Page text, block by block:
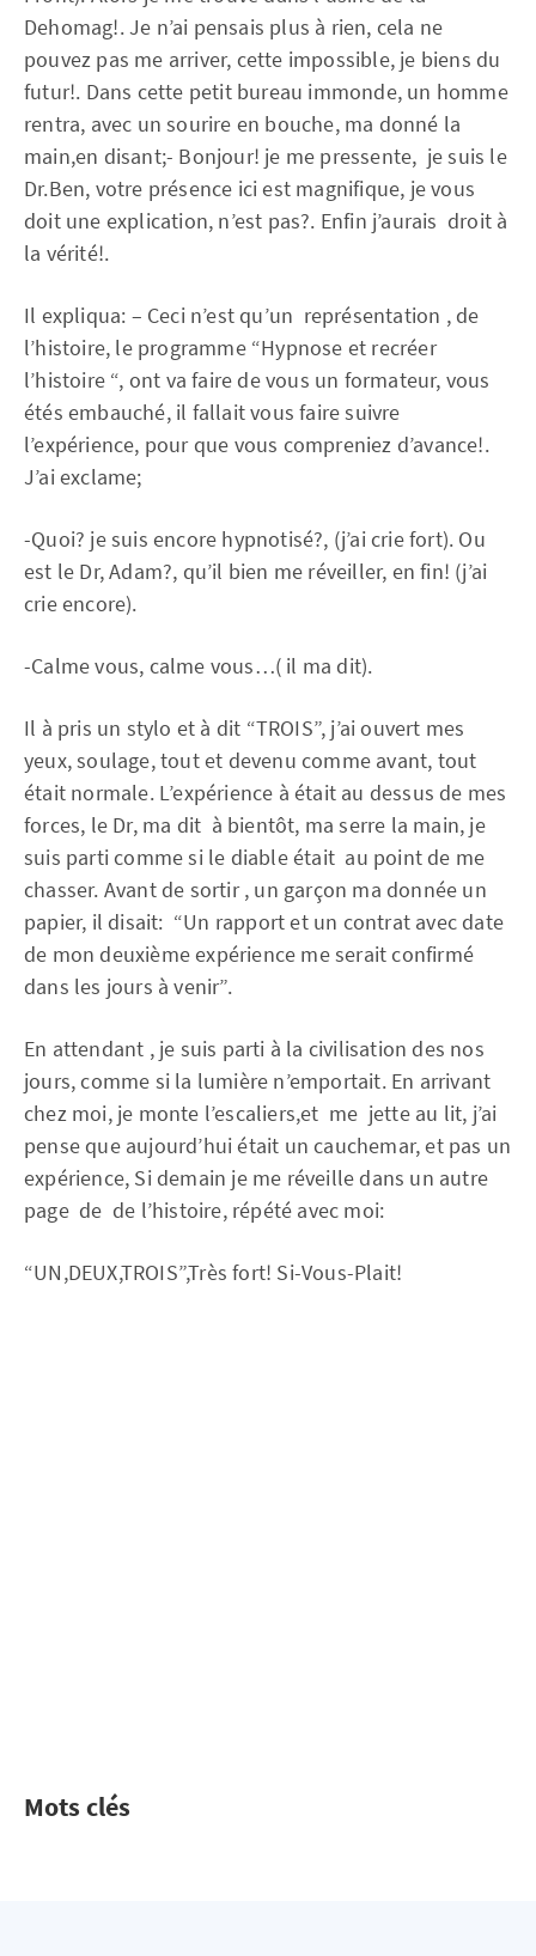
Dehomag!. Je n’ai pensais plus à rien, cela ne
pouvez pas me arriver, cette impossible, je biens du
futur!. Dans cette petit bureau immonde, un homme
rentra, avec un sourire en bouche, ma donné la
main,en disant;- Bonjour! je me pressente, je suis le
Dr.Ben, votre présence ici est magnifique, je vous
doit une explication, n’est pas?. Enfin j’aurais droit à
la vérité!.
Il expliqua: – Ceci n’est qu’un représentation , de
l’histoire, le programme “Hypnose et recréer
l’histoire “, ont va faire de vous un formateur, vous
étés embauché, il fallait vous faire suivre
l’expérience, pour que vous compreniez d’avance!.
J’ai exclame;
-Quoi? je suis encore hypnotisé?, (j’ai crie fort). Ou
est le Dr, Adam?, qu’il bien me réveiller, en fin! (j’ai
crie encore).
-Calme vous, calme vous…( il ma dit).
Il à pris un stylo et à dit “TROIS”, j’ai ouvert mes
yeux, soulage, tout et devenu comme avant, tout
était normale. L’expérience à était au dessus de mes
forces, le Dr, ma dit à bientôt, ma serre la main, je
suis parti comme si le diable était au point de me
chasser. Avant de sortir , un garçon ma donnée un
papier, il disait: “Un rapport et un contrat avec date
de mon deuxième expérience me serait confirmé
dans les jours à venir”.
En attendant , je suis parti à la civilisation des nos
jours, comme si la lumière n’emportait. En arrivant
chez moi, je monte l’escaliers,et me jette au lit, j’ai
pense que aujourd’hui était un cauchemar, et pas un
expérience, Si demain je me réveille dans un autre
page de de l’histoire, répété avec moi:
“UN,DEUX,TROIS”,Très fort! Si-Vous-Plait!
Mots clés